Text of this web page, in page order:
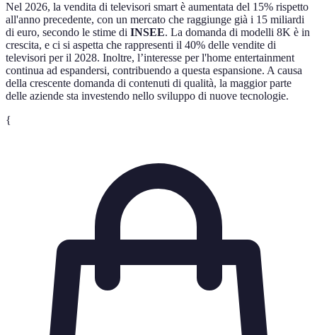
Nel 2026, la vendita di televisori smart è aumentata del 15% rispetto
all'anno precedente, con un mercato che raggiunge già i 15 miliardi
di euro, secondo le stime di INSEE. La domanda di modelli 8K è in
crescita, e ci si aspetta che rappresenti il 40% delle vendite di
televisori per il 2028. Inoltre, l’interesse per l'home entertainment
continua ad espandersi, contribuendo a questa espansione. A causa
della crescente domanda di contenuti di qualità, la maggior parte
delle aziende sta investendo nello sviluppo di nuove tecnologie.
{